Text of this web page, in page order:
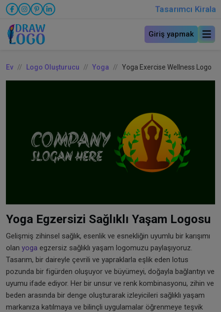
Tasarımcı Kirala
Giriş yapmak
Ev Logo Oluşturucu Yoga Yoga Exercise Wellness Logo
Yoga Egzersizi Sağlıklı Yaşam Logosu
Gelişmiş zihinsel sağlık, esenlik ve esnekliğin uyumlu bir karışımı
olan yoga egzersiz sağlıklı yaşam logomuzu paylaşıyoruz.
Tasarım, bir daireyle çevrili ve yapraklarla eşlik eden lotus
pozunda bir figürden oluşuyor ve büyümeyi, doğayla bağlantıyı ve
uyumu ifade ediyor. Her bir unsur ve renk kombinasyonu, zihin ve
beden arasında bir denge oluşturarak izleyicileri sağlıklı yaşam
markanıza katılmaya ve bilinçli uygulamalar öğrenmeye teşvik